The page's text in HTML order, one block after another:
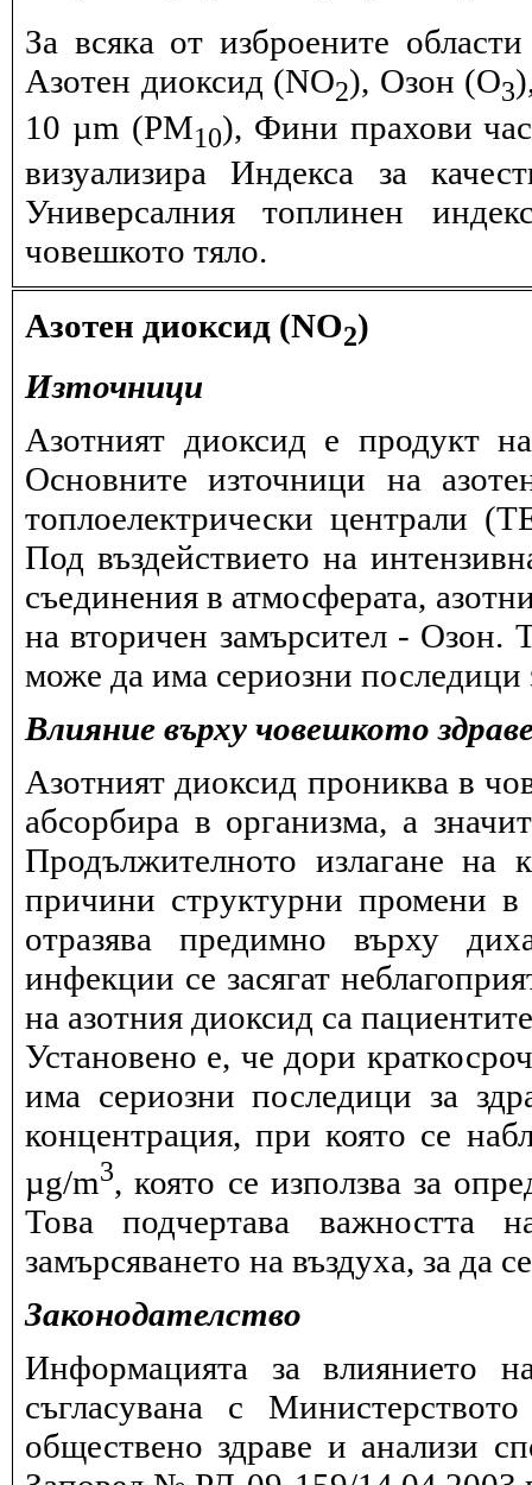
За всяка от изброените
Азотен диоксид (NO2), Озон (O3
10 µm (PM10), Фини прахови
визуализира Индекса за
Универсалния топлинен
човешкото тяло.
Азотен диоксид (NO2)
Източници
Азотният диоксид е продукт
Основните източници на
топлоелектрически централи
Под въздействието на
съединения в атмосферата,
на вторичен замърсител - Озон.
може да има сериозни последици
Влияние върху човешкото
Азотният диоксид прониква в
абсорбира в организма, а
Продължителното излагане
причини структурни промени в
отразява предимно върху
инфекции се засягат
на азотния диоксид са
Установено е, че дори
има сериозни последици за
концентрация, при която се
µg/m3, която се използва за
Това подчертава важността
замърсяването на въздуха, за да
Законодателство
Информацията за влиянието
съгласувана с
обществено здраве и анализи